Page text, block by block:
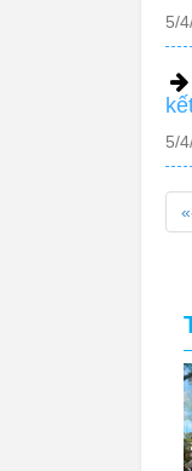
5/
5/